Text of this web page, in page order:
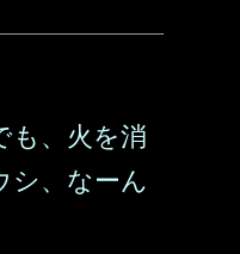
も、火を消
シ、なーん